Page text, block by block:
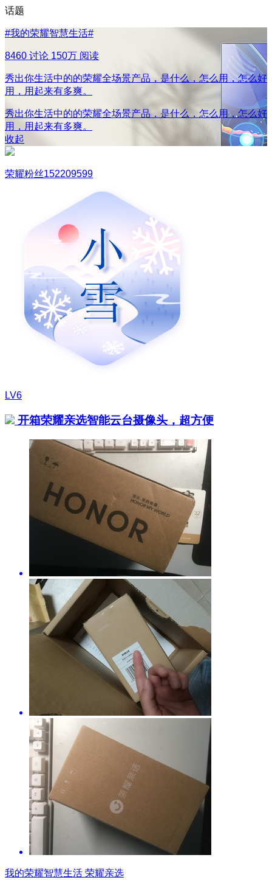
话题
#我的荣耀智慧生活#
8460 讨论 150万 阅读
秀出你生活中的的荣耀全场景产品，是什么，怎么用，怎么好
用，用起来有多爽。
秀出你生活中的的荣耀全场景产品，是什么，怎么用，怎么好
用，用起来有多爽。
收起
荣耀粉丝152209599
LV6
开箱荣耀亲选智能云台摄像头，超方便
我的荣耀智慧生活 荣耀亲选